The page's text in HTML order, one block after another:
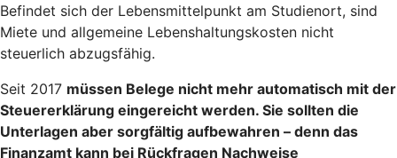
Befindet sich der Lebensmittelpunkt am Studienort, sind
Miete und allgemeine Lebenshaltungskosten nicht
steuerlich abzugsfähig.
Seit 2017 müssen Belege nicht mehr automatisch mit der
Steuererklärung eingereicht werden. Sie sollten die
Unterlagen aber sorgfältig aufbewahren – denn das
Finanzamt kann bei Rückfragen Nachweise